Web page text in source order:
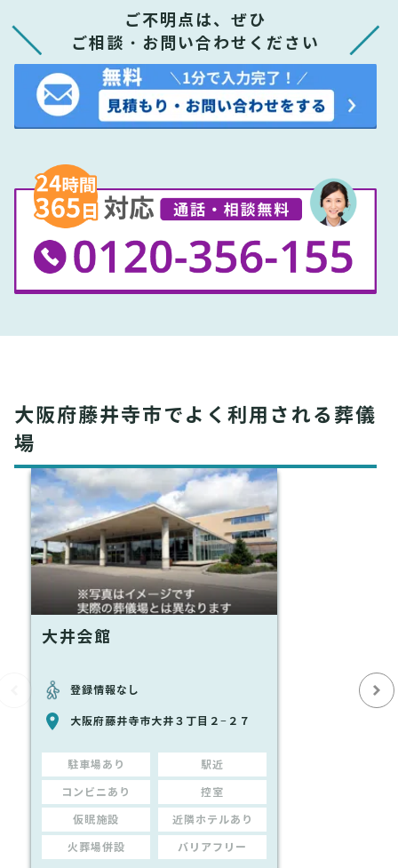
ご不明点は、ぜひ
ご相談・お問い合わせください
大阪府藤井寺市でよく利用される葬儀
場
大井会館
登録情報なし
大阪府藤井寺市大井３丁目２−２７
駐車場あり 駅近
コンビニあり 控室
仮眠施設 近隣ホテルあり
火葬場併設 バリアフリー